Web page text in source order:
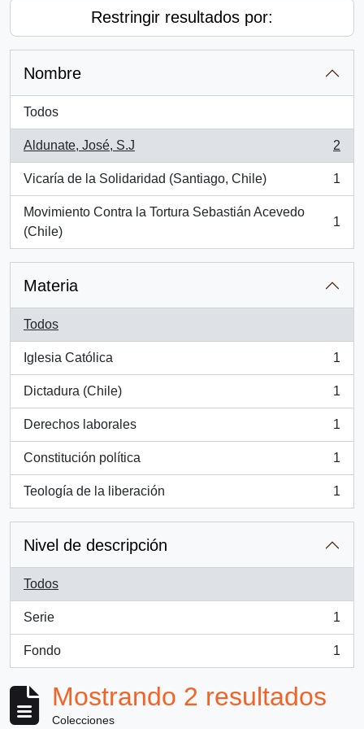
Restringir resultados por:
Nombre
Todos
Aldunate, José, S.J
, 2 resultados
2
Vicaría de la Solidaridad (Santiago, Chile)
, 1 resultados
1
Movimiento Contra la Tortura Sebastián Acevedo
(Chile)
, 1 resultados
1
Materia
Todos
Iglesia Católica
, 1 resultados
1
Dictadura (Chile)
, 1 resultados
1
Derechos laborales
, 1 resultados
1
Constitución política
, 1 resultados
1
Teología de la liberación
, 1 resultados
1
Nivel de descripción
Todos
Serie
, 1 resultados
1
Fondo
, 1 resultados
1
Mostrando 2 resultados
Colecciones